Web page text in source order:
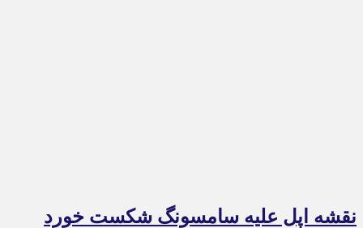
نقشه اپل علیه سامسونگ شکست خورد